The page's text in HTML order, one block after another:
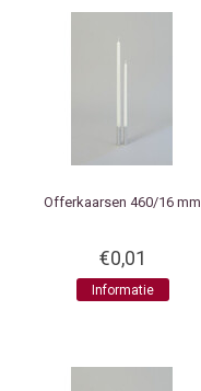
Offerkaarsen 460/16 mm
€0,01
Informatie